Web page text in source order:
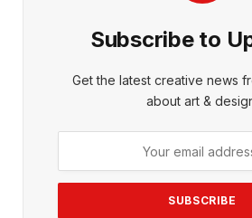
Subscribe to
Get the latest creative news
about art &